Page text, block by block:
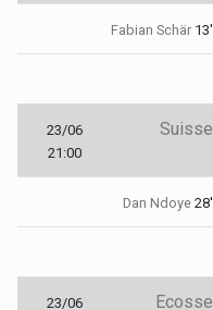
Fabian Schär 13'
23/06
21:00
Suisse
Dan Ndoye 28'
23/06
Ecosse